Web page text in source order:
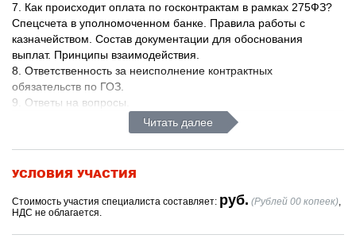
7. Как происходит оплата по госконтрактам в рамках 275ФЗ?
Спецсчета в уполномоченном банке. Правила работы с
казначейством. Состав документации для обоснования
выплат. Принципы взаимодействия.
8. Ответственность за неисполнение контрактных
обязательств по ГОЗ.
9. Ответы на вопросы.
Читать далее
УСЛОВИЯ УЧАСТИЯ
Стоимость участия специалиста составляет: руб. (Рублей 00 копеек),
НДС не облагается.